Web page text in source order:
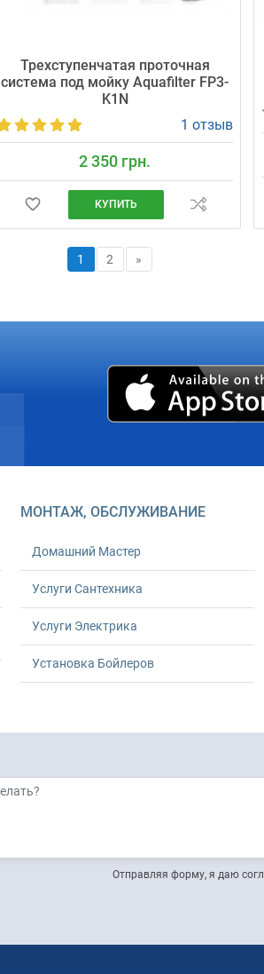
Трехступенчатая проточная
система под мойку Aquafilter FP3-
K1N
1 отзыв
2 350 грн.
КУПИТЬ
1 2 »
МОНТАЖ, ОБСЛУЖИВАНИЕ
Домашний Мастер
Услуги Сантехника
Услуги Электрика
Установка Бойлеров
Отправляя форму, я даю